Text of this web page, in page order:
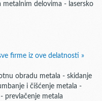
metalnim delovima - lasersko
firme iz ove delatnosti »
obradu metala - skidanje
i čišćenje metala -
prevlačenje metala